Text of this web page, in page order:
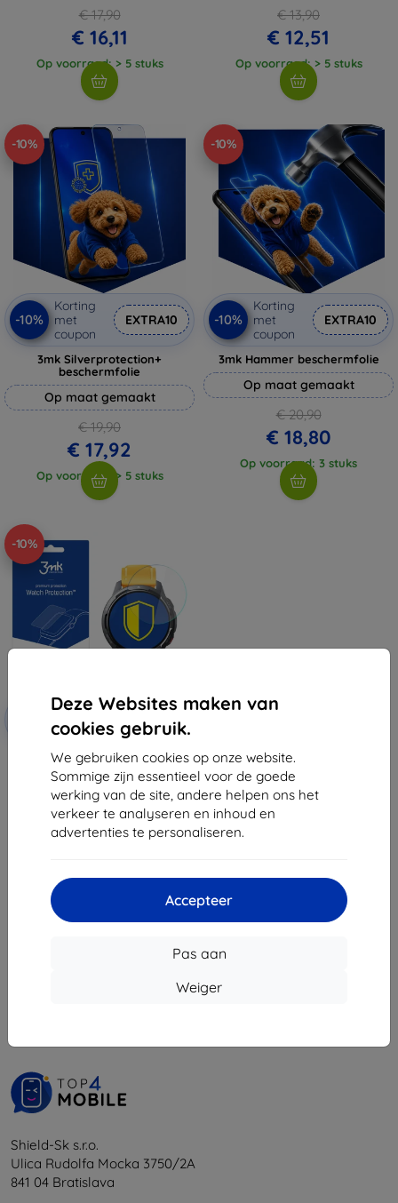
Deze Websites maken van
cookies gebruik.
We gebruiken cookies op onze website.
Sommige zijn essentieel voor de goede
werking van de site, andere helpen ons het
verkeer te analyseren en inhoud en
advertenties te personaliseren.
Accepteer
Pas aan
Weiger
€ 17,90
€ 16,11
Op voorraad: > 5 stuks
€ 13,90
€ 12,51
Op voorraad: > 5 stuks
-10%
-10%
Korting
met
coupon
EXTRA10
3mk Silverprotection+
beschermfolie
Op maat gemaakt
€ 19,90
€ 17,92
Op voorraad: > 5 stuks
-10%
-10%
Korting
met
coupon
EXTRA10
3mk Hammer beschermfolie
Op maat gemaakt
€ 20,90
€ 18,80
Op voorraad: 3 stuks
-10%
Korting
coupon
EXTRA10
3MK FlexibleGlass hybride
gehard glas voor Xiaomi Watch
S1 Active
€ 11,89
€ 10,71
Shield-Sk s.r.o.
Ulica Rudolfa Mocka 3750/2A
841 04 Bratislava